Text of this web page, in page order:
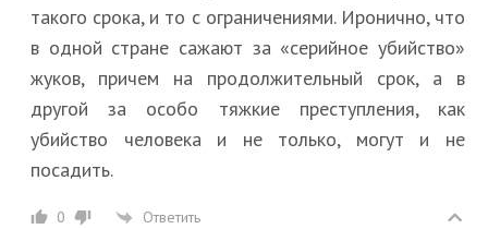
такого срока, и то с ограничениями. Иронично, что
в одной стране сажают за «серийное убийство»
жуков, причем на продолжительный срок, а в
другой за особо тяжкие преступления, как
убийство человека и не только, могут и не
посадить.
0 Ответить